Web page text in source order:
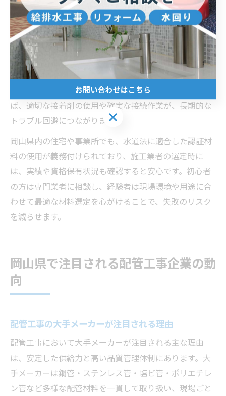
ンレス管やポリエチレン管が推奨される傾向にありま
す。
また、排水系統では塩ビ管の採用が一般的で、コスト面
と施工性のバランスが評価されています。水回りの配管
は漏水や詰まりといったトラブルが発生しやすいため、
継手や接合部の品質にも十分な注意が必要です。例え
ば、適切な接着剤の使用や確実な接続作業が、長期的な
トラブル回避につながります。
岡山県内の住宅や事業所でも、水道法に適合した認証材
料の使用が義務付けられており、施工業者の選定時に
は、実績や資格保有状況も確認すると安心です。初心者
の方は専門業者に相談し、経験者は現場環境や用途に合
わせて最適な材料選定を心がけることで、失敗のリスク
を減らせます。
岡山県で注目される配管工事企業の動
向
配管工事の大手メーカーが注目される理由
配管工事において大手メーカーが注目される主な理由
は、安定した供給力と高い品質管理体制にあります。大
手メーカーは鋼管・ステンレス管・塩ビ管・ポリエチレ
ン管など多様な配管材料を一貫して取り扱い、現場ごと
お問い合わせはこちら
お問い合わせはこちら